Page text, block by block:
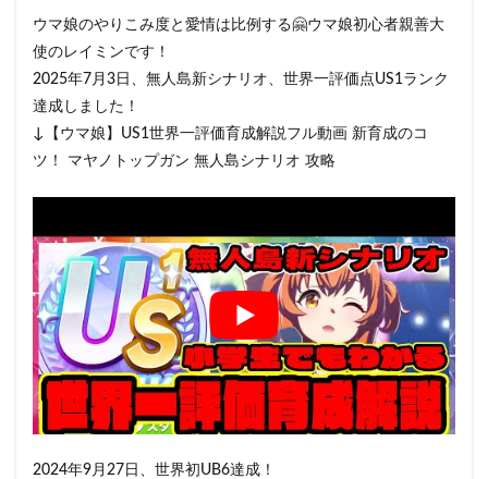
ウマ娘のやりこみ度と愛情は比例する🤗ウマ娘初心者親善大
使のレイミンです！
2025年7月3日、無人島新シナリオ、世界一評価点US1ランク
達成しました！
↓【ウマ娘】US1世界一評価育成解説フル動画 新育成のコ
ツ！ マヤノトップガン 無人島シナリオ 攻略
2024年9月27日、世界初UB6達成！